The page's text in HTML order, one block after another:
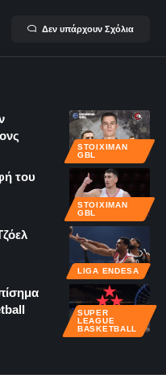
Δεν υπάρχουν Σχόλια
STOIXIMAN
GBL
STOIXIMAN
GBL
του
LIGA ENDESA
SUPER
LEAGUE
BASKETBALL